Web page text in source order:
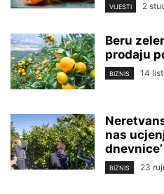
VIJESTI 2
Beru
prodaju
BIZNIS 14
nas
dnevnice’
BIZNIS 23